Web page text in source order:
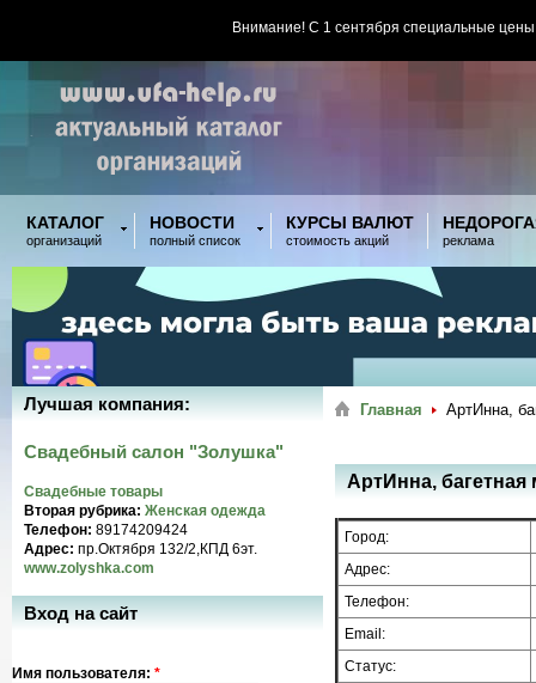
Внимание! С 1 сентября специальные
КАТАЛОГ
организаций
НОВОСТИ
полный список
КУРСЫ ВАЛЮТ
стоимость акций реклама
Главная АртИнна,
АртИнна, багетная
Город:
Адрес:
Телефон:
Email:
Статус:
Лучшая компания:
Свадебный салон "Золушка"
Свадебные товары
Вторая рубрика: Женская одежда
Телефон: 89174209424
Адрес: пр.Октября 132/2,КПД 6эт.
www.zolyshka.com
Вход на сайт
Имя пользователя: *